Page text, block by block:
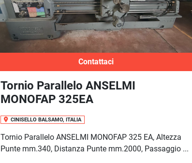
Contattaci
Tornio Parallelo ANSELMI
MONOFAP 325EA
CINISELLO BALSAMO, ITALIA
Tornio Parallelo ANSELMI MONOFAP 325 EA, Altezza
Punte mm.340, Distanza Punte mm.2000, Passaggio ...